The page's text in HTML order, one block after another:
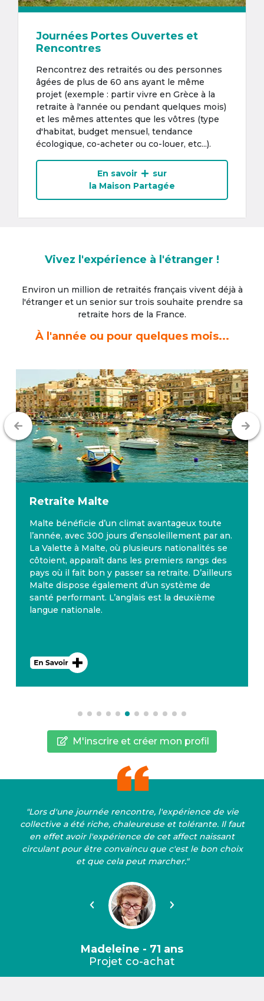
Journées Portes Ouvertes et
Rencontres
Rencontrez des retraités ou des personnes
âgées de plus de 60 ans ayant le même
projet (exemple : partir vivre en Grèce à la
retraite à l'année ou pendant quelques mois)
et les mêmes attentes que les vôtres (type
d'habitat, budget mensuel, tendance
écologique, co-acheter ou co-louer, etc...).
En savoir
sur
la Maison Partagée
Vivez l'expérience à l'étranger !
Environ un million de retraités français vivent déjà à
l'étrangeret un senior sur trois souhaite prendre sa
retraite hors de la France.
À l'année ou pour quelques mois...
Retraite Malte
Malte bénéficie d’un climat avantageux toute
l’année, avec 300 jours d’ensoleillement par an.
La Valette à Malte, où plusieurs nationalités se
côtoient, apparaît dans les premiers rangs des
pays où il fait bon y passer sa retraite. D’ailleurs
Malte dispose également d’un système de
santé performant. L’anglais est la deuxième
langue nationale.
M'inscrire et créer mon profil
"Lors d'une journée rencontre, l'expérience de vie
collective a été riche, chaleureuse et tolérante. Il faut
en effet avoir l'expérience de cet affect naissant
circulant pour être convaincu que c'est le bon choix
et que cela peut marcher."
Précédent Suivant
Madeleine - 71 ans
Projet co-achat